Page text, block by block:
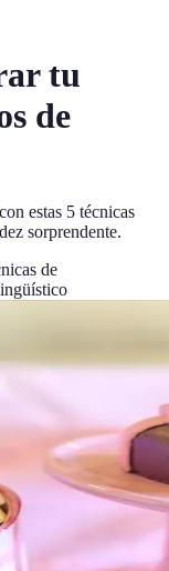
tu
de
estas 5 técnicas
sorprendente.
de